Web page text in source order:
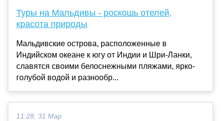
Туры на Мальдивы - роскошь отелей,
красота природы
Мальдивские острова, расположенные в
Индийском океане к югу от Индии и Шри-Ланки,
славятся своими белоснежными пляжами, ярко-
голубой водой и разнообр...
11:28, 31 Мар